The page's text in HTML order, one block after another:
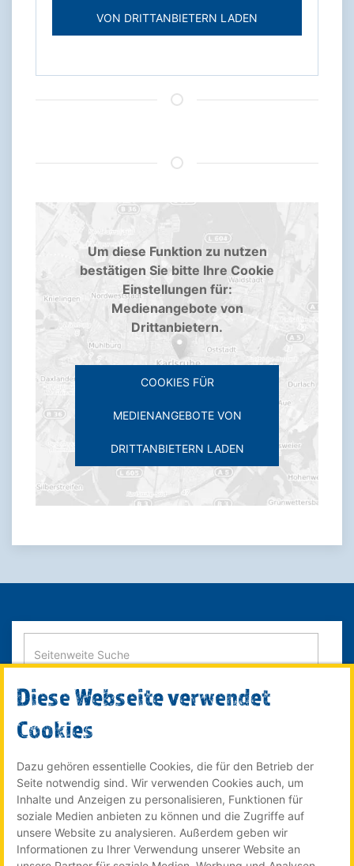
VON DRITTANBIETERN LADEN
Um diese Funktion zu nutzen
bestätigen Sie bitte Ihre Cookie
Einstellungen für:
Medienangebote von
Drittanbietern.
COOKIES FÜR
MEDIENANGEBOTE VON
DRITTANBIETERN LADEN
SUCHE STARTEN
© 2022 Röser MEDIA GmbH & Co. KG - ein Unternehmen im
Röser Medienhaus
Diese Webseite verwendet
Cookies
Dazu gehören essentielle Cookies, die für den Betrieb der
Seite notwendig sind. Wir verwenden Cookies auch, um
Inhalte und Anzeigen zu personalisieren, Funktionen für
soziale Medien anbieten zu können und die Zugriffe auf
unsere Website zu analysieren. Außerdem geben wir
Informationen zu Ihrer Verwendung unserer Website an